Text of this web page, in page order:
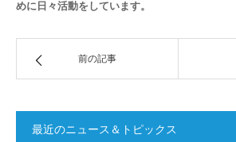
めに日々活動をしています。
前の記事
最近のニュース＆トピックス